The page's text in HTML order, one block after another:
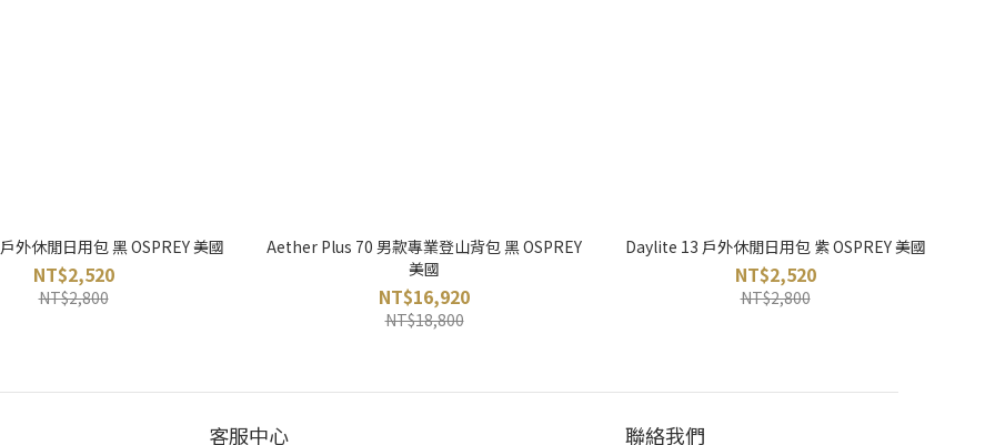
外休閒日用包 黑 OSPREY 美國
NT$2,520
NT$2,800
Aether Plus 70 男款專業登山背包 黑 OSPREY
美國
NT$16,920
NT$18,800
Daylite 13 戶外休閒日用包 紫 OSPREY 美國
NT$2,520
NT$2,800
客服中心 聯絡我們